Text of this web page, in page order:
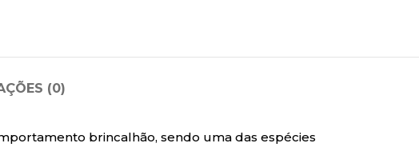
(0)
brincalhão, sendo uma das espécies